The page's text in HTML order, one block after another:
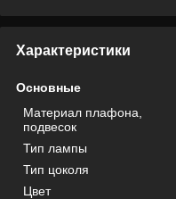
Характеристики
Основные
Материал плафона,
подвесок
Тип лампы
Тип цоколя
Цвет